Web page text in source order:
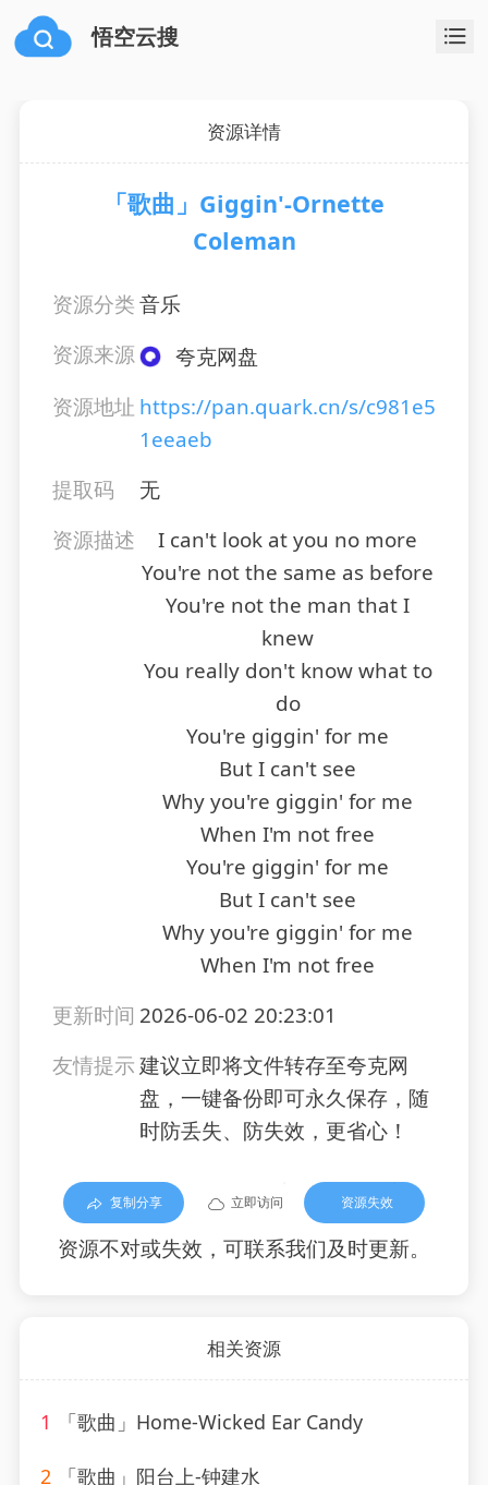
悟空云搜
资源详情
「歌曲」Giggin'-Ornette
Coleman
资源分类音乐
资源来源
夸克网盘
资源地址 https://pan.quark.cn/s/c981e5
1eeaeb
提取码
无
资源描述
I can't look at you no more
You're not the same as before
You're not the man that I
knew
You really don't know what to
do
You're giggin' for me
But I can't see
Why you're giggin' for me
When I'm not free
You're giggin' for me
But I can't see
Why you're giggin' for me
When I'm not free
更新时间 2026-06-02 20:23:01
友情提示建议立即将文件转存至夸克网
盘，一键备份即可永久保存，随
时防丢失、防失效，更省心！
复制分享 立即访问 资源失效
资源不对或失效，可联系我们及时更新。
相关资源
1 「歌曲」Home-Wicked Ear Candy
2 「歌曲」阳台上-钟建水